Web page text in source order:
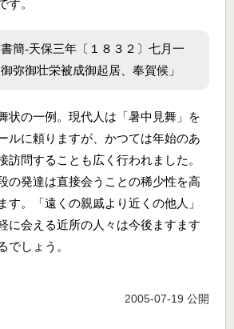
す。
簡‐天保三年〔１８３２〕七月一
弥御壮栄被成御起居、奉賀候」
状の一例。現代人は「暑中見舞」を
ルに頼りますが、かつては年始のあ
訪問することも広く行われました。
の発達は直接会うことの稀少性を高
す。「遠くの親戚より近くの他人」
に会える近所の人々は今後ますます
でしょう。
2005-07-19 公開